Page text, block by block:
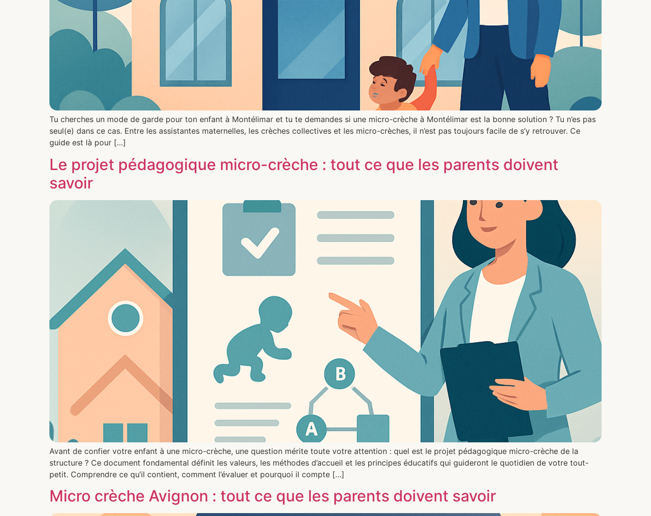
Tu cherches un mode de garde pour ton enfant à Montélimar et tu te demandes si une micro-crèche à Montélimar est la bonne solution ? Tu n’es pas
seul(e) dans ce cas. Entre les assistantes maternelles, les crèches collectives et les micro-crèches, il n’est pas toujours facile de s’y retrouver. Ce
guide est là pour […]
Le projet pédagogique micro-crèche : tout ce que les parents doivent
savoir
Avant de confier votre enfant à une micro-crèche, une question mérite toute votre attention : quel est le projet pédagogique micro-crèche de la
structure ? Ce document fondamental définit les valeurs, les méthodes d’accueil et les principes éducatifs qui guideront le quotidien de votre tout-
petit. Comprendre ce qu’il contient, comment l’évaluer et pourquoi il compte […]
Micro crèche Avignon : tout ce que les parents doivent savoir